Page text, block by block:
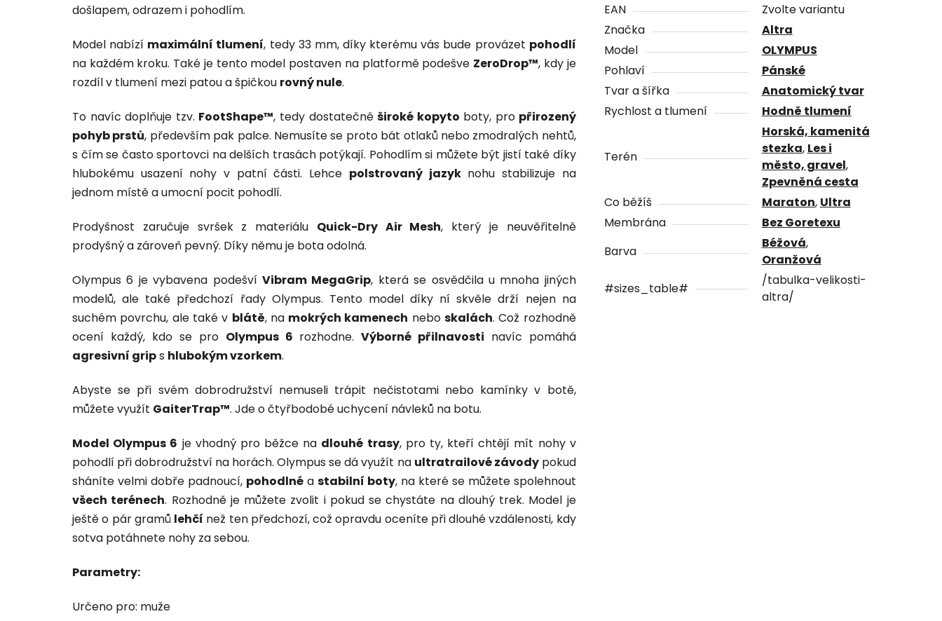
došlapem, odrazem i pohodlím.
Model nabízí maximální tlumení, tedy 33 mm, díky kterému vás bude provázet pohodlí
na každém kroku. Také je tento model postaven na platformě podešve ZeroDrop™, kdy je
rozdíl v tlumení mezi patou a špičkou rovný nule.
To navíc doplňuje tzv. FootShape™, tedy dostatečněširoké kopyto boty, pro přirozený
pohyb prstů, především pak palce. Nemusíte se proto bát otlaků nebo zmodralých nehtů,
s čím se často sportovci na delších trasách potýkají. Pohodlím si můžete být jistí také díky
hlubokému usazení nohy v patní části. Lehce polstrovaný jazyknohu stabilizuje na
jednom místě a umocní pocit pohodlí.
Prodyšnost zaručuje svršek z materiálu Quick-Dry Air Mesh, který je neuvěřitelně
prodyšný a zároveň pevný. Díky němu je bota odolná.
Olympus 6 je vybavena podešví Vibram MegaGrip, která se osvědčila u mnoha jiných
modelů, ale také předchozí řady Olympus. Tento model díky ní skvěle drží nejen na
suchém povrchu, ale také v blátě, na mokrých kamenech neboskalách. Což rozhodně
ocení každý, kdo se pro Olympus 6 rozhodne. Výborné přilnavosti navíc pomáhá
agresivní grips hlubokým vzorkem.
Abyste se při svém dobrodružství nemuseli trápit nečistotami nebo kamínky v botě,
můžete využít GaiterTrap™. Jde o čtyřbodobé uchycení návleků na botu.
Model Olympus 6 je vhodný pro běžce na dlouhé trasy, pro ty, kteří chtějí mít nohy v
pohodlí při dobrodružství na horách. Olympus se dá využít na ultratrailové závodypokud
sháníte velmi dobře padnoucí, pohodlnéa stabilní boty, na které se můžete spolehnout
všech terénech. Rozhodně je můžete zvolit i pokud se chystáte na dlouhý trek. Model je
ještě o pár gramů lehčí než ten předchozí, což opravdu oceníte při dlouhé vzdálenosti, kdy
sotva potáhnete nohy za sebou.
Parametry:
Určeno pro: muže
EAN
Zvolte variantu
Značka
Altra
Model
OLYMPUS
Pohlaví
Pánské
Tvar a šířka
Anatomický tvar
Rychlost a tlumení
Hodně tlumení
Terén
Horská, kamenitá
stezka, Les i
město, gravel,
Zpevněná cesta
Co běžíš
Maraton, Ultra
Membrána
Bez Goretexu
Barva
Béžová,
Oranžová
#sizes_table#
/tabulka-velikosti-
altra/